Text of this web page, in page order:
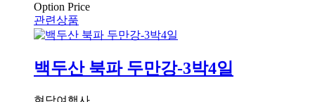
Option Price
관련상품
백두산 북파 두만강-3박4일